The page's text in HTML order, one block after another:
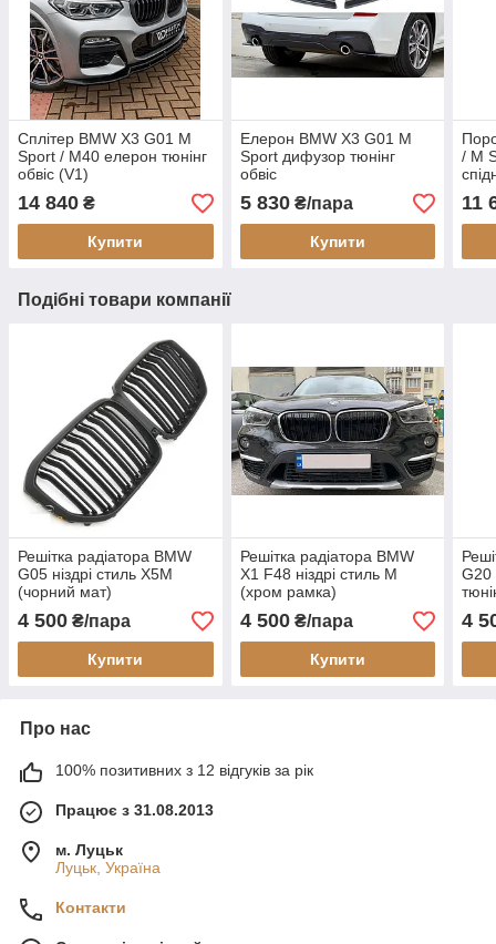
Сплітер BMW X3 G01 M
Sport / M40 елерон тюнінг
обвіс (V1)
14 840 ₴
Купити
Елерон BMW X3 G01 M
Sport дифузор тюнінг
обвіс
5 830₴/пара
Купити
/ M
11
Подібні товари компанії
Решітка радіатора BMW
G05 ніздрі стиль X5M
(чорний мат)
4 500 ₴/пара
Купити
Решітка радіатора BMW
X1 F48 ніздрі стиль M
(хром рамка)
4 500₴/пара
Купити
G20
4
Про нас
100% позитивних з 12 відгуків за рік
Працює з 31.08.2013
м. Луцьк
Луцьк, Україна
Контакти